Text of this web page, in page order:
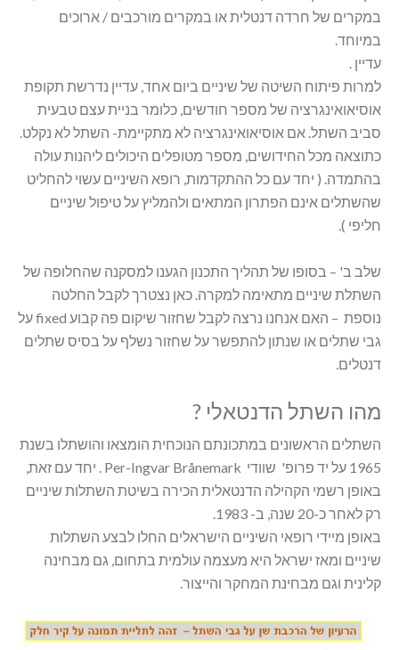
במקרים של חרדה דנטלית או במקרים מורכבים / ארוכים
במיוחד.
עדיין .
למרות פיתוח השיטה של שיניים ביום אחד, עדיין נדרשת תקופת
אוסיאואינגרציה של מספר חודשים, כלומר בניית עצם טבעית
סביב השתל. אם אוסיאואינגרציה לא מתקיימת- השתל לא נקלט.
כתוצאה מכל החידושים, מספר מטופלים היכולים ליהנות עולה
בהתמדה. ( יחד עם כל ההתקדמות, רופא השיניים עשוי להחליט
שהשתלים אינם הפתרון המתאים ולהמליץ על טיפול שיניים
חליפי ).
שלב ב' – בסופו של תהליך התכנון הגענו למסקנה שהחלופה של
השתלת שיניים מתאימה למקרה. כאן נצטרך לקבל החלטה
נוספת – האם אנחנו נרצה לקבל שחזור שיקום פה קבוע fixed על
גבי שתלים או שנתון להתפשר על שחזור נשלף על בסיס שתלים
דנטלים.
מהו השתל הדנטאלי ?
השתלים הראשונים במתכונתם הנוכחית הומצאו והושתלו בשנת
1965 על יד פרופ' שוודי Per-Ingvar Brånemark . יחד עם זאת,
באופן רשמי הקהילה הדנטאלית הכירה בשיטת השתלות שיניים
רק לאחר כ-20 שנה, ב- 1983.
באופן מיידי רופאי השיניים הישראלים החלו לבצע השתלות
שיניים ומאז ישראל היא מעצמה עולמית בתחום, גם מבחינה
קלינית וגם מבחינת המחקר והייצור.